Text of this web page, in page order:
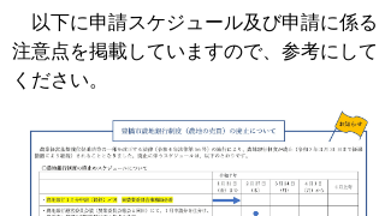
以下に申請スケジュール及び申請に係る
注意点を掲載していますので、参考にして
ください。